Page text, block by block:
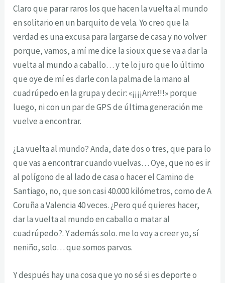
Claro que parar raros los que hacen la vuelta al mundo
en solitario en un barquito de vela. Yo creo que la
verdad es una excusa para largarse de casa y no volver
porque, vamos, a mí me dice la sioux que se va a dar la
vuelta al mundo a caballo… y te lo juro que lo último
que oye de mí es darle con la palma de la mano al
cuadrúpedo en la grupa y decir: «¡¡¡¡Arre!!!» porque
luego, ni con un par de GPS de última generación me
vuelve a encontrar.
¿La vuelta al mundo? Anda, date dos o tres, que para lo
que vas a encontrar cuando vuelvas… Oye, que no es ir
al polígono de al lado de casa o hacer el Camino de
Santiago, no, que son casi 40.000 kilómetros, como de A
Coruña a Valencia 40 veces. ¿Pero qué quieres hacer,
dar la vuelta al mundo en caballo o matar al
cuadrúpedo?. Y además solo. me lo voy a creer yo, sí
neniño, solo… que somos parvos.
Y después hay una cosa que yo no sé si es deporte o